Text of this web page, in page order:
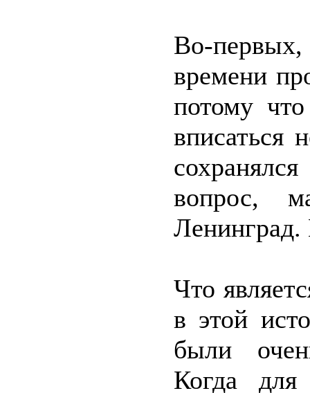
Во-первых,
времени
потому
вписаться
вопрос,
Ленинград.
Что
в этой
были
Когда для